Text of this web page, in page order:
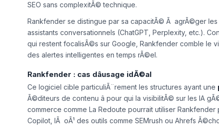
SEO sans complexitÃ© technique.
Rankfender se distingue par sa capacitÃ© Ã agrÃ©ger
assistants conversationnels (ChatGPT, Perplexity, etc.).
qui restent focalisÃ©s sur Google, Rankfender comble le
des alertes intelligentes en temps rÃ©el.
Rankfender : cas dâusage idÃ©al
Ce logiciel cible particuliÃ¨rement les structures ayant une
Ã©diteurs de contenu â pour qui la visibilitÃ© sur les IA
commerce comme La Redoute pourrait utiliser
Copilot, lÃ oÃ¹ des outils comme SEMrush ou Ahrefs